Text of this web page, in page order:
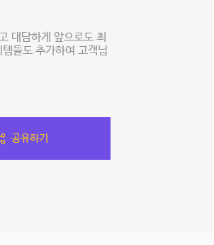
대담하게 앞으로도 최
들도 추가하여 고객님
공유하기